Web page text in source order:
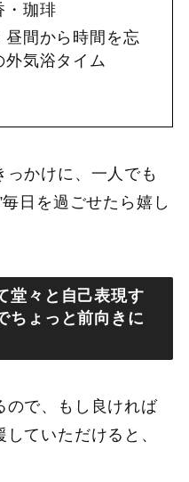
・珈琲
昼間から時間を忘
外気浴タイム
かけに、一人でも
日を過ごせたら嬉し
堂々と自己表現す
ちょっと前向きに
ので、もし良ければ
ていただけると、